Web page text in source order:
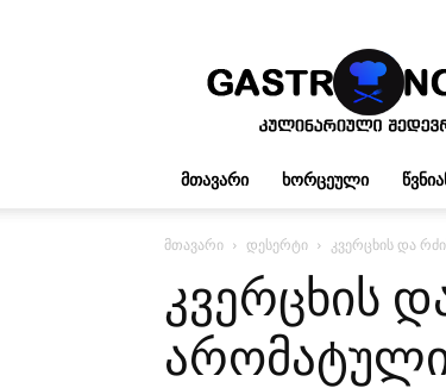
ᲛᲗᲐᲕᲐᲠᲘ ᲮᲝᲠᲪᲔᲣᲚᲘ
მთავარი დესერტი კვერცხის და
კვერცხის